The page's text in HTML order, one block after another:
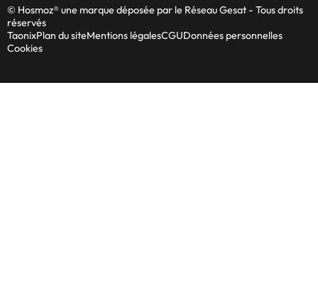
© Hosmoz® une marque déposée par le Réseau Gesat - Tous droits
réservés
TaonixPlan du siteMentions légalesCGUDonnées personnelles
Cookies